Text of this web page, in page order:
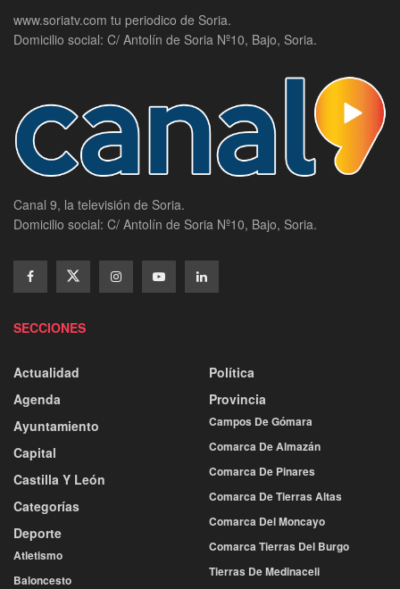
www.soriatv.com tu periodico de Soria.
Domicilio social: C/ Antolín de Soria Nº10, Bajo, Soria.
Canal 9, la televisión de Soria.
Domicilio social: C/ Antolín de Soria Nº10, Bajo, Soria.
SECCIONES
Actualidad
Agenda
Ayuntamiento
Capital
Castilla Y León
Categorías
Deporte
Atletismo
Baloncesto
Política
Provincia
Campos De Gómara
Comarca De Almazán
Comarca De Pinares
Comarca De Tierras Altas
Comarca Del Moncayo
Comarca Tierras Del Burgo
Tierras De Medinaceli